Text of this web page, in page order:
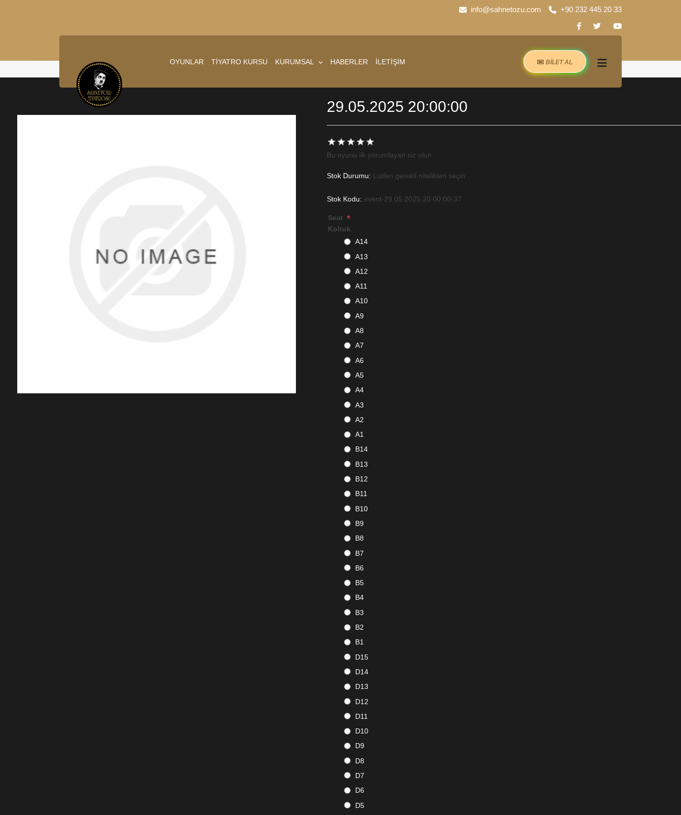
info@sahnetozu.com +90 232 445 20 33
OYUNLAR TİYATRO KURSU KURUMSAL HABERLER İLETİŞİM BİLET AL
29.05.2025 20:00:00
Bu oyunu ilk yorumlayan siz olun
Stok Durumu: Lütfen gerekli nitelikleri seçin
Stok Kodu: event-29.05.2025 20:00:00-37
Seat *
Koltuk
A14
A13
A12
A11
A10
A9
A8
A7
A6
A5
A4
A3
A2
A1
B14
B13
B12
B11
B10
B9
B8
B7
B6
B5
B4
B3
B2
B1
D15
D14
D13
D12
D11
D10
D9
D8
D7
D6
D5